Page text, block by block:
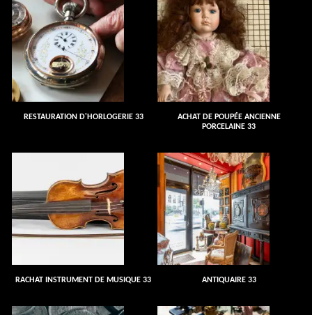
RESTAURATION D'HORLOGERIE 33
ACHAT DE POUPÉE ANCIENNE
PORCELAINE 33
RACHAT INSTRUMENT DE MUSIQUE 33 ANTIQUAIRE 33